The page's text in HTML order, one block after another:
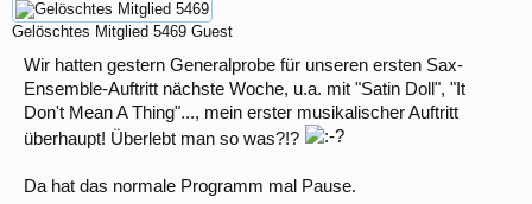
Gelöschtes Mitglied 5469 Guest
Wir hatten gestern Generalprobe für unseren ersten Sax-
Ensemble-Auftritt nächste Woche, u.a. mit "Satin Doll", "It
Don't Mean A Thing"..., mein erster musikalischer Auftritt
überhaupt! Überlebt man so was?!?
Da hat das normale Programm mal Pause.